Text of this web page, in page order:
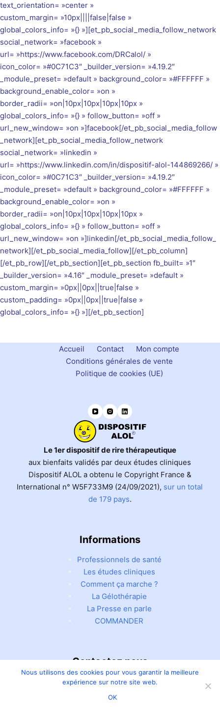
text_orientation= »center »
custom_margin= »10px||||false|false »
global_colors_info= »{} »][et_pb_social_media_follow_network
social_network= »facebook »
url= »https://www.facebook.com/DRCalol/ »
icon_color= »#0C71C3″ _builder_version= »4.19.2″
_module_preset= »default » background_color= »#FFFFFF »
background_enable_color= »on »
border_radii= »on|10px|10px|10px|10px »
global_colors_info= »{} » follow_button= »off »
url_new_window= »on »]facebook[/et_pb_social_media_follow
_network][et_pb_social_media_follow_network
social_network= »linkedin »
url= »https://www.linkedin.com/in/dispositif-alol-144869266/ »
icon_color= »#0C71C3″ _builder_version= »4.19.2″
_module_preset= »default » background_color= »#FFFFFF »
background_enable_color= »on »
border_radii= »on|10px|10px|10px|10px »
global_colors_info= »{} » follow_button= »off »
url_new_window= »on »]linkedin[/et_pb_social_media_follow_
network][/et_pb_social_media_follow][/et_pb_column]
[/et_pb_row][/et_pb_section][et_pb_section fb_built= »1″
_builder_version= »4.16″ _module_preset= »default »
custom_margin= »0px||0px||true|false »
custom_padding= »0px||0px||true|false »
global_colors_info= »{} »][/et_pb_section]
Accueil Contact
Mon compte
Conditions générales de vente
Politique de cookies (UE)
Le 1er dispositif de rire thérapeutique
aux bienfaits validés par deux études cliniques
Dispositif ALOL a obtenu le Copyright France &
International n° W5F733M9 (24/09/2021), sur un total
de 179 pays.
Informations
Professionnels de santé
Les études cliniques
Comment ça marche ?
La Gélothérapie
La Presse en parle
COMMANDER
Contactez nous
Tél:06 65 00 07 63
Email : contact@alol.fr
Nous utilisons des cookies pour vous garantir la meilleure
expérience sur notre site web.
OK